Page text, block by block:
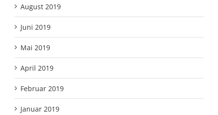
August 2019
Juni 2019
Mai 2019
April 2019
Februar 2019
Januar 2019